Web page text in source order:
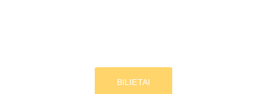
BILIETAI